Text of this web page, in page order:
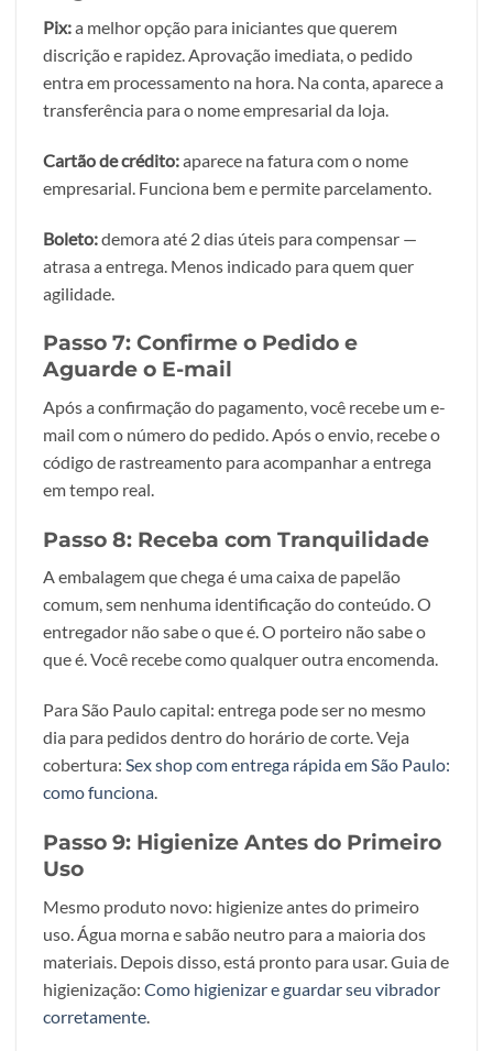
Pix:a melhor opção para iniciantes que querem
discrição e rapidez. Aprovação imediata, o pedido
entra em processamento na hora. Na conta, aparece a
transferência para o nome empresarial da loja.
Cartão de crédito:aparece na fatura com o nome
empresarial. Funciona bem e permite parcelamento.
Boleto:demora até 2 dias úteis para compensar —
atrasa a entrega. Menos indicado para quem quer
agilidade.
Passo 7: Confirme o Pedido e
Aguarde o E-mail
Após a confirmação do pagamento, você recebe um e-
mail com o número do pedido. Após o envio, recebe o
código de rastreamento para acompanhar a entrega
em tempo real.
Passo 8: Receba com Tranquilidade
A embalagem que chega é uma caixa de papelão
comum, sem nenhuma identificação do conteúdo. O
entregador não sabe o que é. O porteiro não sabe o
que é. Você recebe como qualquer outra encomenda.
Para São Paulo capital: entrega pode ser no mesmo
dia para pedidos dentro do horário de corte. Veja
cobertura: Sex shop com entrega rápida em São Paulo:
como funciona.
Passo 9: Higienize Antes do Primeiro
Uso
Mesmo produto novo: higienize antes do primeiro
uso. Água morna e sabão neutro para a maioria dos
materiais. Depois disso, está pronto para usar. Guia de
higienização: Como higienizar e guardar seu vibrador
corretamente